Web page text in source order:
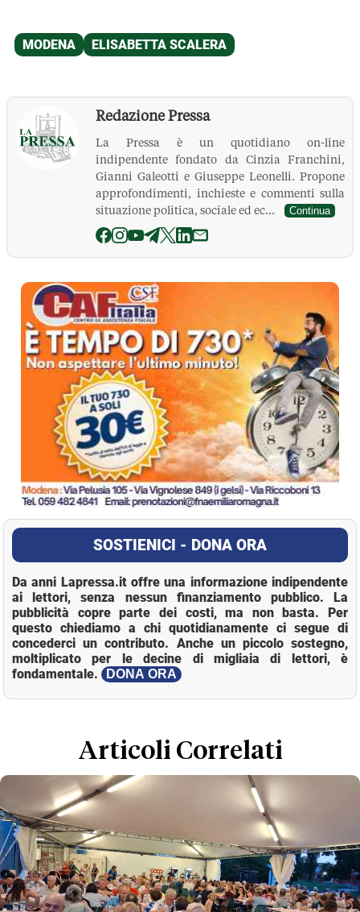
Redazione Pressa
La Pressa è un quotidiano on-line
indipendente fondato da Cinzia Franchini,
Gianni Galeotti e Giuseppe Leonelli. Propone
approfondimenti, inchieste e commenti sulla
situazione politica, sociale ed ec...
Continua
La Pressa
SOSTIENICI - DONA ORA
Da anni Lapressa.it offre una informazione indipendente
ai lettori, senza nessun finanziamento pubblico. La
pubblicità copre parte dei costi, ma non basta. Per
questo chiediamo a chi quotidianamente ci segue di
concederci un contributo. Anche un piccolo sostegno,
moltiplicato per le decine di migliaia di lettori, è
fondamentale.
DONA ORA
Articoli Correlati